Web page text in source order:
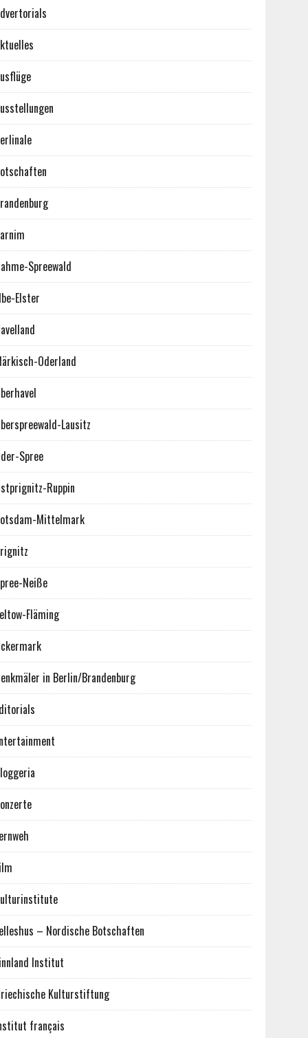
Spreewald
Elster
Oderland
Lausitz
Spree
Ruppin
Mittelmark
Neiße
Fläming
in Berlin/Brandenburg
– Nordische Botschaften
Institut
Kulturstiftung
français